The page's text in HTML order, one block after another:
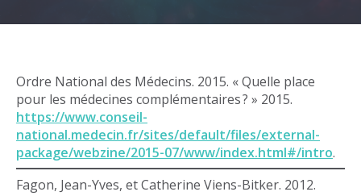
Ordre National des Médecins. 2015. « Quelle place
pour les médecines complémentaires ? » 2015.
https://www.conseil-
national.medecin.fr/sites/default/files/external-
package/webzine/2015-07/www/index.html#/intro.
Fagon, Jean-Yves, et Catherine Viens-Bitker. 2012.